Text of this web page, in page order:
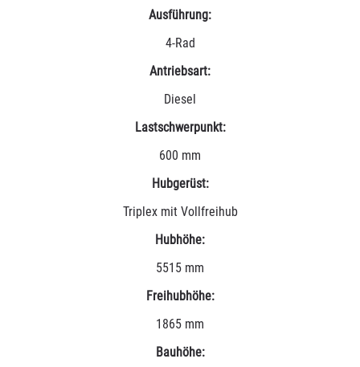
Ausführung:
4-Rad
Antriebsart:
Diesel
Lastschwerpunkt:
600 mm
Hubgerüst:
Triplex mit Vollfreihub
Hubhöhe:
5515 mm
Freihubhöhe:
1865 mm
Bauhöhe: